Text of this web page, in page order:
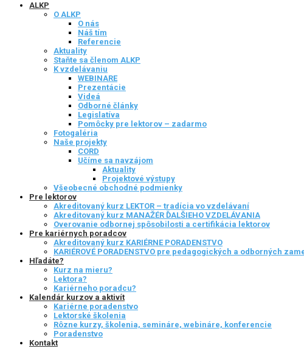
ALKP
O ALKP
O nás
Náš tím
Referencie
Aktuality
Staňte sa členom ALKP
K vzdelávaniu
WEBINARE
Prezentácie
Videá
Odborné články
Legislatíva
Pomôcky pre lektorov – zadarmo
Fotogaléria
Naše projekty
CORD
Učíme sa navzájom
Aktuality
Projektové výstupy
Všeobecné obchodné podmienky
Pre lektorov
Akreditovaný kurz LEKTOR – tradícia vo vzdelávaní
Akreditovaný kurz MANAŽÉR ĎALŠIEHO VZDELÁVANIA
Overovanie odbornej spôsobilosti a certifikácia lektorov
Pre kariérnych poradcov
Akreditovaný kurz KARIÉRNE PORADENSTVO
KARIÉROVÉ PORADENSTVO pre pedagogických a odborných
Hľadáte?
Kurz na mieru?
Lektora?
Kariérneho poradcu?
Kalendár kurzov a aktivít
Kariérne poradenstvo
Lektorské školenia
Rôzne kurzy, školenia, semináre, webináre, konferencie
Poradenstvo
Kontakt